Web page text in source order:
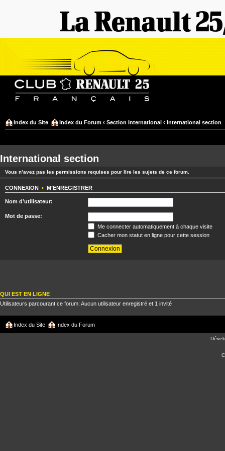
Index du Site Index du Forum ‹ Section International ‹ International section
International section
Vous n’avez pas les permissions requises pour lire les sujets de ce forum.
CONNEXION • M’ENREGISTRER
Nom d’utilisateur:
Mot de passe:
Me connecter automatiquement à chaque visite
Cacher mon statut en ligne pour cette session
QUI EST EN LIGNE
Utilisateurs parcourant ce forum: Aucun utilisateur enregistré et 1 invité
Index du Site Index du Forum